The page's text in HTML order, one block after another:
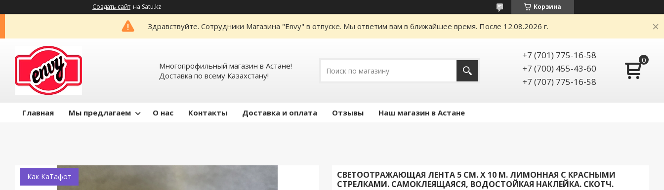
Создать сайт на Satu.kz Корзина
Здравствуйте. Сотрудники Магазина "Envy" в отпуске. Мы ответим вам в ближайшее время. После 12.08.2026 г.
Многопрофильный магазин в Астане!
Доставка по всему Казахстану!
+7 (701) 775-16-58
+7 (700) 455-43-60
+7 (707) 775-16-58
Главная Мы предлагаем О нас Контакты Доставка и оплата Отзывы Наш магазин в Астане
Как КаТафот
СВЕТООТРАЖАЮЩАЯ ЛЕНТА 5 СМ. X 10 М. ЛИМОННАЯ С КРАСНЫМИ
СТРЕЛКАМИ. САМОКЛЕЯЩАЯСЯ, ВОДОСТОЙКАЯ НАКЛЕЙКА. СКОТЧ.